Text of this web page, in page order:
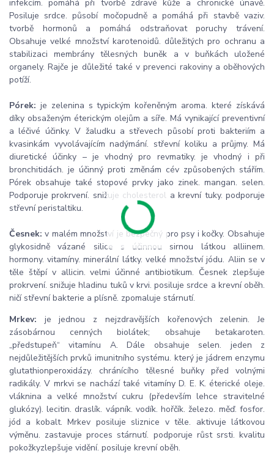
infekcím. pomáhá při tvorbě zdravé kůže a chronické únavě.
Posiluje srdce. působí močopudně a pomáhá při stavbě vaziv.
tvorbě hormonů a pomáhá odstraňovat poruchy trávení.
Obsahuje velké množství karotenoidů. důležitých pro ochranu a
stabilizaci membrány tělesných buněk a v buňkách uložené
organely. Rajče je důležité také v prevenci rakoviny a oběhových
potíží.
Pórek: je zelenina s typickým kořeněným aroma. které získává
díky obsaženým éterickým olejům a síře. Má vynikající preventivní
a léčivé účinky. V žaludku a střevech působí proti bakteriím a
kvasinkám vyvolávajícím nadýmání. střevní koliku a průjmy. Má
diuretické účinky – je vhodný pro revmatiky. je vhodný i při
bronchitidách. je účinný proti změnám cév způsobených stářím.
Pórek obsahuje také stopové prvky jako zinek. mangan. selen.
Podporuje prokrvení. snižuje cholesterol a krevní tuky. podporuje
střevní peristaltiku.
Česnek: v malém množství je bezpečný pro psy i kočky. Obsahuje
glykosidně vázané silice s účinnou sirnou látkou alliinem.
hormony. vitamíny. minerální látky. velké množství jódu. Aliin se v
těle štěpí v allicin. velmi účinné antibiotikum. Česnek zlepšuje
prokrvení. snižuje hladinu tuků v krvi. posiluje srdce a krevní oběh.
ničí střevní bakterie a plísně. zpomaluje stárnutí.
Mrkev: je jednou z nejzdravějších kořenových zelenin. Je
zásobárnou cenných biolátek; obsahuje betakaroten.
„předstupeň“ vitamínu A. Dále obsahuje selen. jeden z
nejdůležitějších prvků imunitního systému. který je jádrem enzymu
glutathionperoxidázy. chránícího tělesné buňky před volnými
radikály. V mrkvi se nachází také vitamíny D. E. K. éterické oleje.
vláknina a velké množství cukru (především lehce stravitelné
glukózy). lecitin. draslík. vápník. vodík. hořčík. železo. měď. fosfor.
jód a kobalt. Mrkev posiluje sliznice v těle. aktivuje látkovou
výměnu. zastavuje proces stárnutí. podporuje růst srsti. kvalitu
pokožkyzlepšuje vidění. posiluje krevní oběh.